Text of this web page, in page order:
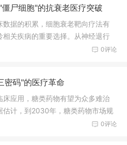
尸细胞"的抗衰老医疗突破
据的积累，细胞衰老靶向疗法有
关疾病的重要选择。从神经退行
维化到癌症预防，这一创新疗法
0评论
密码"的医疗革命
应用，糖类药物有望为众多难治
估计，到2030年，糖类药物市场规
医药领域的重要增长点，为全球数
0评论